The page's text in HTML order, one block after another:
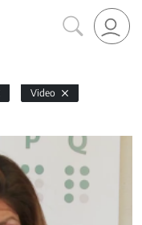
Video